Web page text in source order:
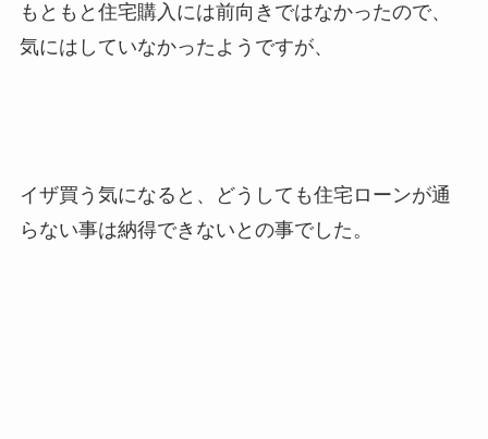
もともと住宅購入には前向きではなかったので、
気にはしていなかったようですが、
イザ買う気になると、どうしても住宅ローンが通
らない事は納得できないとの事でした。